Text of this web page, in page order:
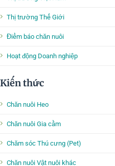
Thị trường Thế Giới
Điểm báo chăn nuôi
Hoạt động Doanh nghiệp
Kiến thức
Chăn nuôi Heo
Chăn nuôi Gia cầm
Chăm sóc Thú cưng (Pet)
Chăn nuôi Vật nuôi khác